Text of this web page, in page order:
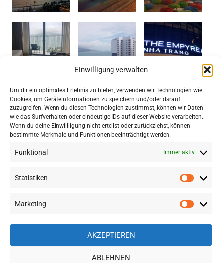
Einwilligung verwalten
Um dir ein optimales Erlebnis zu bieten, verwenden wir Technologien wie
Cookies, um Geräteinformationen zu speichern und/oder darauf
zuzugreifen. Wenn du diesen Technologien zustimmst, können wir Daten
wie das Surfverhalten oder eindeutige IDs auf dieser Website verarbeiten.
Wenn du deine Einwillligung nicht erteilst oder zurückziehst, können
bestimmte Merkmale und Funktionen beeinträchtigt werden.
Funktional Immer aktiv
Statistiken
Marketing
AKZEPTIEREN
ABLEHNEN
TRIP COM: GROSSE HOTEL- UND F
LUGAUSWAHL IN SÜDOSTASIEN ZU S
PITZENPREISEN
Impressum|Datenschutz